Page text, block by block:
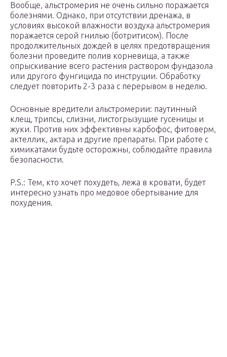
Вообще, альстромерия не очень сильно поражается
болезнями. Однако, при отсутствии дренажа, в
условиях высокой влажности воздуха альстромерия
поражается серой гнилью (ботритисом). После
продолжительных дождей в целях предотвращения
болезни проведите полив корневища, а также
опрыскивание всего растения раствором фундазола
или другого фунгицида по инструции. Обработку
следует повторить 2-3 раза с перерывом в неделю.
Основные вредители альстромерии: паутинный
клещ, трипсы, слизни, листогрызущие гусеницы и
жуки. Против них эффективны карбофос, фитоверм,
актеллик, актара и другие препараты. При работе с
химикатами будьте осторожны, соблюдайте правила
безопасности.
P.S.: Тем, кто хочет похудеть, лежа в кровати, будет
интересно узнать про медовое обертывание для
похудения.